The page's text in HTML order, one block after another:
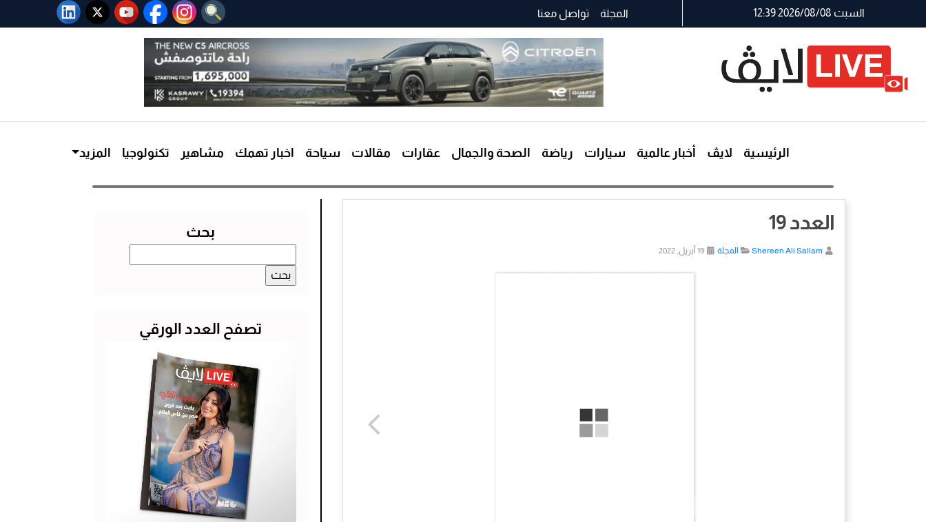
السبت 2026/08/08 12:39 المجلة تواصل معنا
الرئيسية لايڤ أخبار عالمية سيارات رياضة الصحة والجمال عقارات مقالات سياحة اخبار تهمك مشاهير تكنولوجيا المزيد
العدد 19
Shereen Ali Sallam المجلة
بحث
عن:
تصفح العدد الورقي